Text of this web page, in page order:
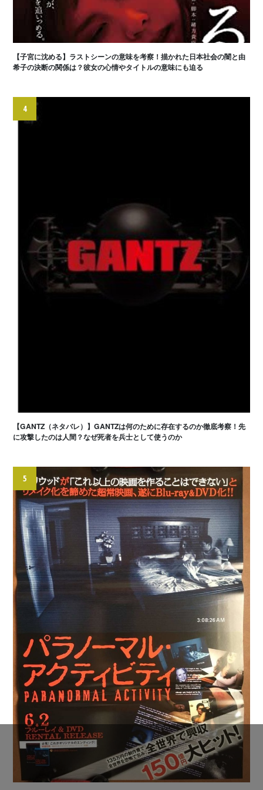
【子宮に沈める】ラストシーンの意味を考察！描かれた日本社会の闇と由
希子の決断の関係は？彼女の心情やタイトルの意味にも迫る
4
【GANTZ（ネタバレ）】GANTZは何のために存在するのか徹底考察！先
に攻撃したのは人間？なぜ死者を兵士として使うのか
5